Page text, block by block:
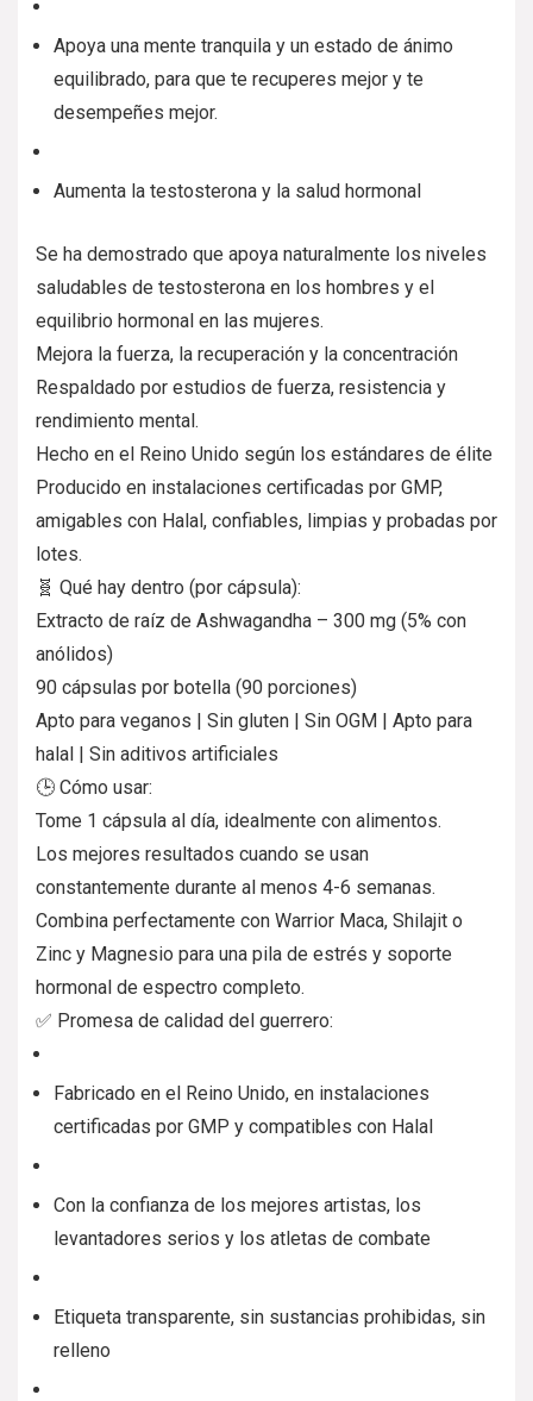
Apoya una mente tranquila y un estado de ánimo
equilibrado, para que te recuperes mejor y te
desempeñes mejor.
Aumenta la testosterona y la salud hormonal
Se ha demostrado que apoya naturalmente los niveles
saludables de testosterona en los hombres y el
equilibrio hormonal en las mujeres.
Mejora la fuerza, la recuperación y la concentración
Respaldado por estudios de fuerza, resistencia y
rendimiento mental.
Hecho en el Reino Unido según los estándares de élite
Producido en instalaciones certificadas por GMP,
amigables con Halal, confiables, limpias y probadas por
lotes.
🧬 Qué hay dentro (por cápsula):
Extracto de raíz de Ashwagandha – 300 mg (5% con
anólidos)
90 cápsulas por botella (90 porciones)
Apto para veganos | Sin gluten | Sin OGM | Apto para
halal | Sin aditivos artificiales
🕒 Cómo usar:
Tome 1 cápsula al día, idealmente con alimentos.
Los mejores resultados cuando se usan
constantemente durante al menos 4-6 semanas.
Combina perfectamente con Warrior Maca, Shilajit o
Zinc y Magnesio para una pila de estrés y soporte
hormonal de espectro completo.
✅ Promesa de calidad del guerrero:
Fabricado en el Reino Unido, en instalaciones
certificadas por GMP y compatibles con Halal
Con la confianza de los mejores artistas, los
levantadores serios y los atletas de combate
Etiqueta transparente, sin sustancias prohibidas, sin
relleno